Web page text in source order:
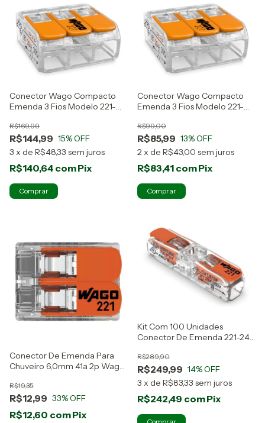
Conector Wago Compacto
Emenda 3 Fios Modelo 221-
R$144,99
R$169,99
15% OFF
3 x de R$48,33 sem juros
R$140,64 comPix
Conector Wago Compacto
Emenda 3 Fios Modelo 221-
R$85,99
R$99,00
13% OFF
2x de R$43,00 sem juros
R$83,41 comPix
Conector De Emenda Para
Chuveiro 6,0mm 41a 2p Wago
R$12,99
R$19,35
33% OFF
R$12,60 comPix
Kit Com 100 Unidades
Conector De Emenda 221-2411
R$249,99
R$289,90
14% OFF
3 x de R$83,33 sem juros
R$242,49 comPix